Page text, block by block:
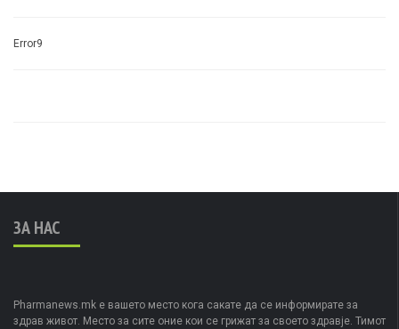
Error9
ЗА НАС
Pharmanews.mk е вашето место кога сакате да се информирате за
здрав живот. Место за сите оние кои се грижат за своето здравје. Тимот